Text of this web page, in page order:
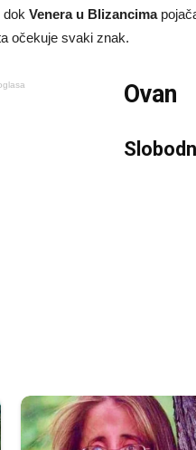
dok Venera u Blizancima
očekuje svaki znak.
Ovan